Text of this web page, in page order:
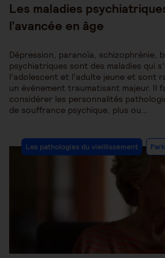
Les maladies
l’avancée en âge
Dépression, paranoïa, schizophrénie,
psychiatriques sont des maladies qui
l’adolescent et l’adulte jeune et sont
un événement traumatisant majeur. Il
considérer les personnalités
de souffrance psychique, plus ou…
Post
Category:
Les pathologies du vieillissement